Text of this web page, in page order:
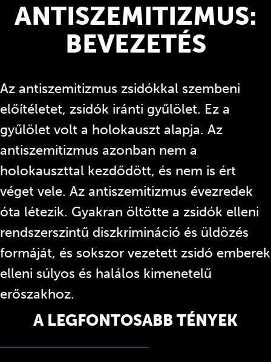
ANTISZEMITIZMUS:
BEVEZETÉS
Az antiszemitizmus zsidókkal szembeni
előítéletet, zsidók iránti gyűlölet. Ez a
gyűlölet volt a holokauszt alapja. Az
antiszemitizmus azonban nem a
holokauszttal kezdődött, és nem is ért
véget vele. Az antiszemitizmus évezredek
óta létezik. Gyakran öltötte a zsidók elleni
rendszerszintű diszkrimináció és üldözés
formáját, és sokszor vezetett zsidó emberek
elleni súlyos és halálos kimenetelű
erőszakhoz.
A LEGFONTOSABB TÉNYEK